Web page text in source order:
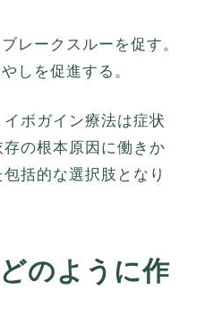
レークスルーを促す。
しを促進する。
ボガイン療法は症状
の根本原因に働きか
括的な選択肢となり
のように作